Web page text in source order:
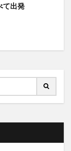
て出発